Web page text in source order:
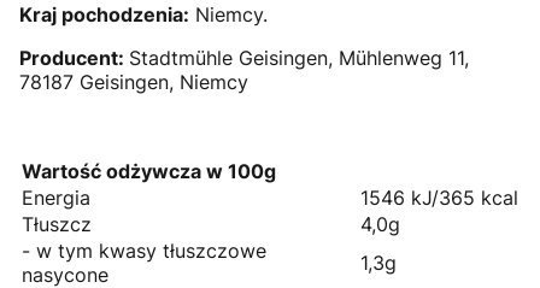
Kraj pochodzenia: Niemcy.
Producent: Stadtmühle Geisingen, Mühlenweg 11,
78187 Geisingen, Niemcy
Wartość odżywcza w 100g
Energia
1546 kJ/365 kcal
Tłuszcz
4,0g
- w tym kwasy tłuszczowe
nasycone
1,3g